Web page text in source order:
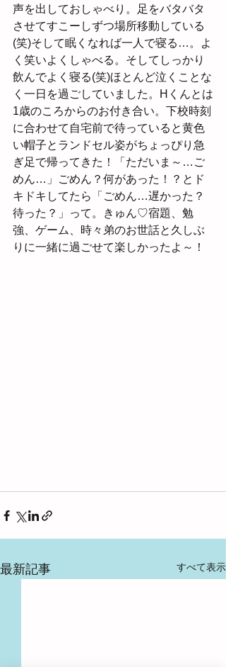
声を出しておしゃべり。足をバタバタ
させてすこーしずつ場所移動している
(笑)そして眠くなれば一人で寝る…。よ
く笑いよくしゃべる。そしてしっかり
飲んでよく寝る(笑)ほとんど泣くことな
く一日を過ごしていました。Hくんとは
1歳のころからのお付き合い。下校時刻
に合わせて自宅前で待っていると黄色
い帽子とランドセル姿がちょっぴり急
ぎ足で帰ってきた！「ただいま～…ご
めん…」ごめん？何があった！？とド
キドキしてたら「ごめん…遅かった？
待った？」って。きゅん♡宿題、勉
強、ゲーム、時々弟のお世話と久しぶ
りに一緒に過ごせて楽しかったよ～！
最新記事 すべて表示